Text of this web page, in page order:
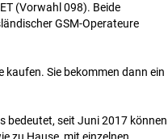
(Vorwahl 098). Beide
GSM-Operateure
Sie bekommen dann ein
bedeutet, seit Juni 2017 können